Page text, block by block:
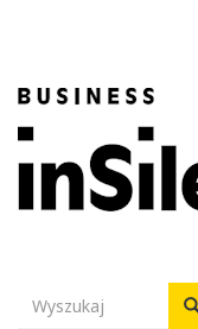
Wyszukiwarka